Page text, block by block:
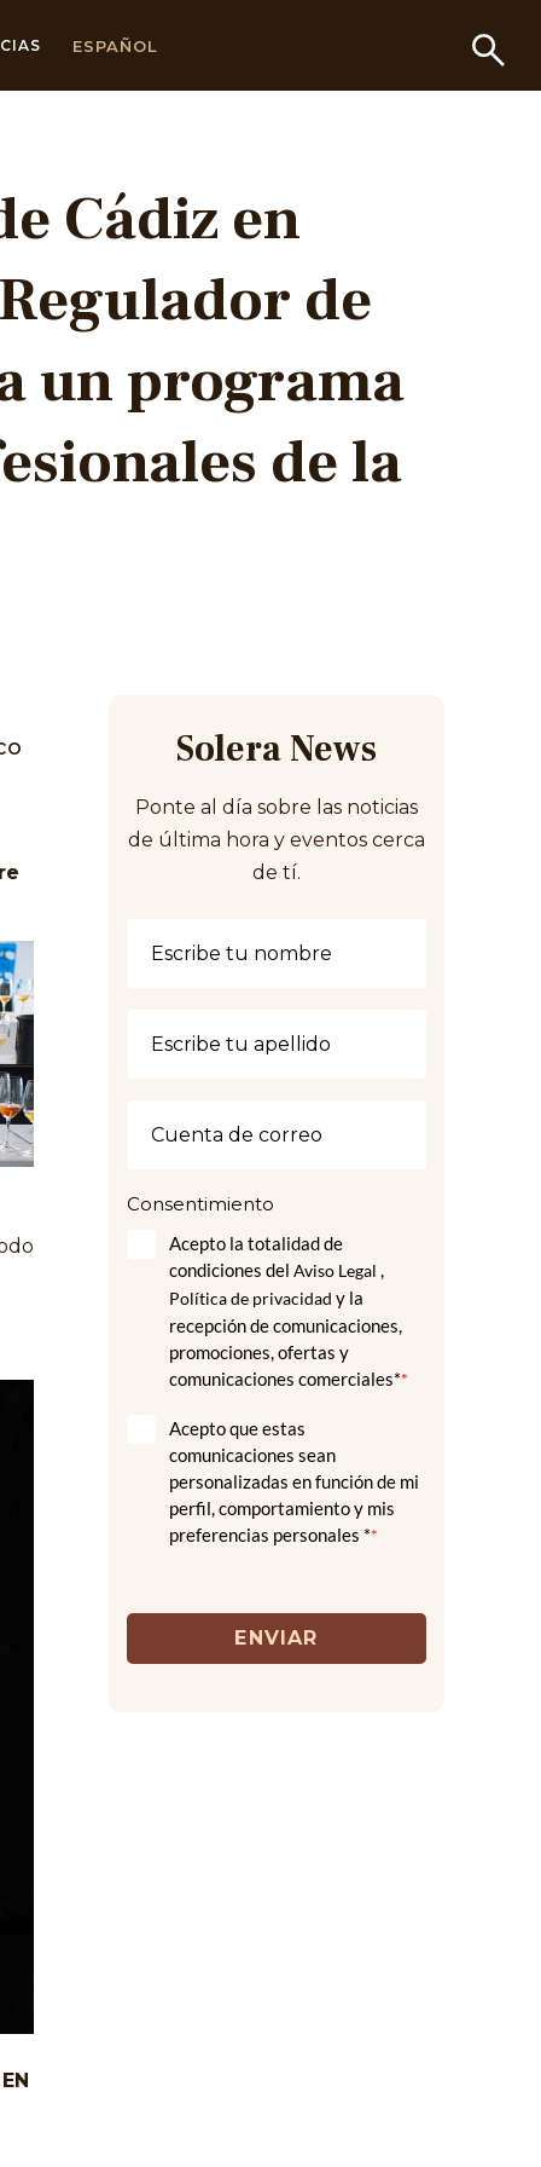
ESPAÑOL
Cádiz en
de
un programa
de la
Solera News
Ponte al día sobre las noticias
de última hora y eventos cerca
de tí.
Consentimiento
Acepto la totalidad de
condiciones del Aviso Legal ,
Política de privacidad y la
recepción de comunicaciones,
promociones, ofertas y
comunicaciones comerciales**
Acepto que estas
comunicaciones sean
personalizadas en función de mi
perfil, comportamiento y mis
preferencias personales **
ENVIAR